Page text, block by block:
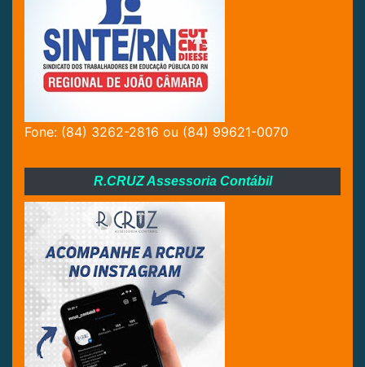
Fone: (84) 3262-2816 ou (84) 99621-0070
R.CRUZ Assessoria Contábil